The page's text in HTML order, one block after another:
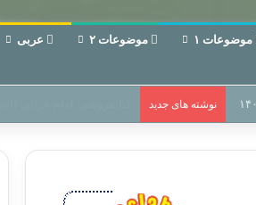
موضوعات ۱ موضوعات ۲ عربی
نوشته های جدید